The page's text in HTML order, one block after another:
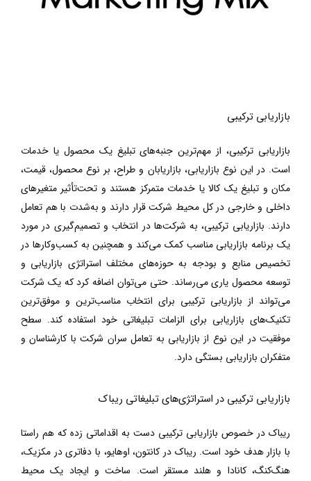
بازاریابی ترکیبی
بازاریابی ترکیبی، از مهم‌ترین جنبه‌های تبلیغ یک محصول یا خدمات
است. در این نوع بازاریابی، بازاریابان و طراح، بر نوع محصول، قیمت،
مکان و تبلیغ یک کالا یا خدمات متمرکز هستند و تحت‌تأثیر متغیرهای
داخلی و خارجی در کل محیط شرکت قرار دارند و به‌شدت با هم تعامل
دارند. بازاریابی ترکیبی، به شرکت‌ها در انتخاب و تصمیم‌گیری در مورد
یک برنامه بازاریابی مناسب کمک می‌کند و همچنین به کسب‌وکارها در
تخصیص منابع و بودجه به حوزه‌های مختلف استراتژی بازاریابی و
توسعه محصول یاری می‌رساند. حتی می‌توان اضافه کرد که یک شرکت
می‌تواند از بازاریابی ترکیبی برای انتخاب مناسب‌ترین و موفق‌ترین
تکنیک‌های بازاریابی برای الزامات تبلیغاتی خود استفاده کند. سطح
موفقیت در این نوع از بازاریابی به تعامل سران شرکت با کارشناسان و
متفکران بازاریابی بستگی دارد.
بازاریابی ترکیبی در استراتژی‌های تبلیغاتی ریباک
ریباک در خصوص بازاریابی ترکیبی دست به اقداماتی زده که هم راستا
با بازار هدف خود است. ریباک در کانتون، اوهایو، با دفاتری در مکزیک،
هنگ‌کنگ، کانادا و هلند مستقر است. ساخت و ایجاد یک محیط